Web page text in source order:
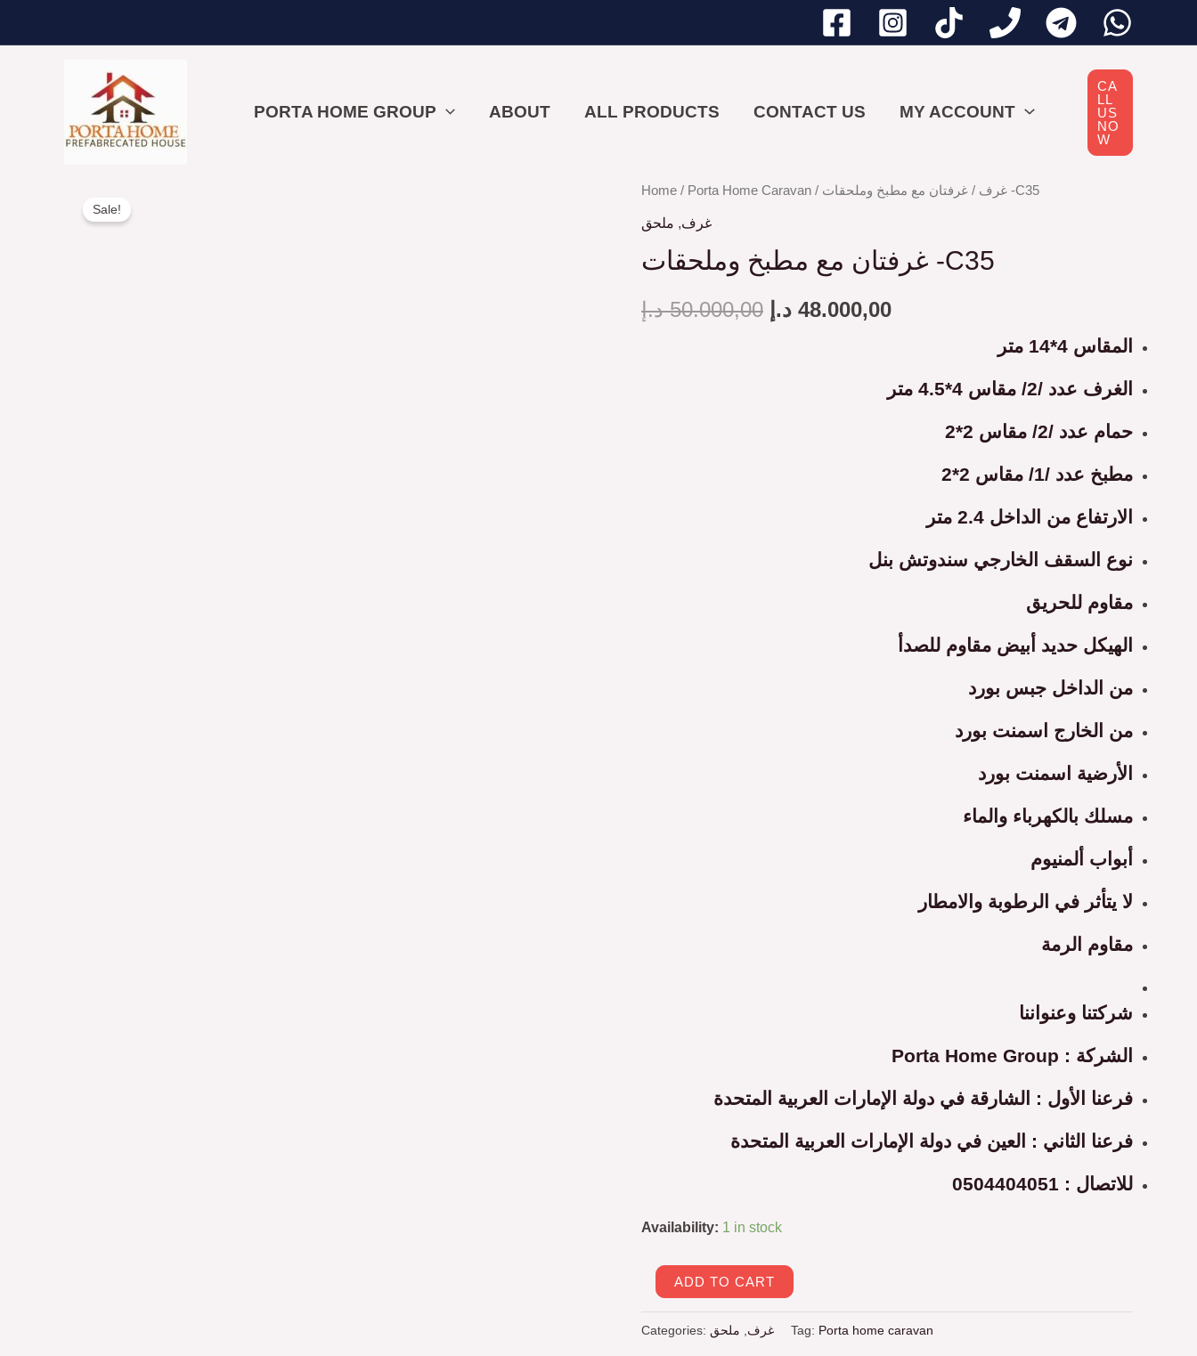
PORTA HOME GROUP ABOUT ALL PRODUCTS CONTACT US MY ACCOUNT
CA
LL
US
NO
W
Sale!
Home / Porta Home Caravan / غرف / غرفتان مع مطبخ وملحقات -C35
غرف, ملحق
غرفتان مع مطبخ وملحقات -C35
50.000,00 د.إ
Original
was:
50.000,00 د.إ.48.000,00 د.إ
Current
is:
المقاس 4*14 متر
الغرف عدد /2/ مقاس 4*4.5 متر
حمام عدد /2/ مقاس 2*2
مطبخ عدد /1/ مقاس 2*2
الارتفاع من الداخل 2.4 متر
نوع السقف الخارجي سندوتش بنل
مقاوم للحريق
الهيكل حديد أبيض مقاوم للصدأ
من الداخل جبس بورد
من الخارج اسمنت بورد
الأرضية اسمنت بورد
مسلك بالكهرباء والماء
أبواب ألمنيوم
لا يتأثر في الرطوبة والامطار
مقاوم الرمة
شركتنا وعنواننا
الشركة : Porta Home Group
فرعنا الأول : الشارقة في دولة الإمارات العربية المتحدة
فرعنا الثاني : العين في دولة الإمارات العربية المتحدة
للاتصال : 0504404051
Availability: 1 in stock
غرفتان
مع
وملحقات
C35
ADD TO CART
Categories: غرف ملحق Tag: Porta home caravan